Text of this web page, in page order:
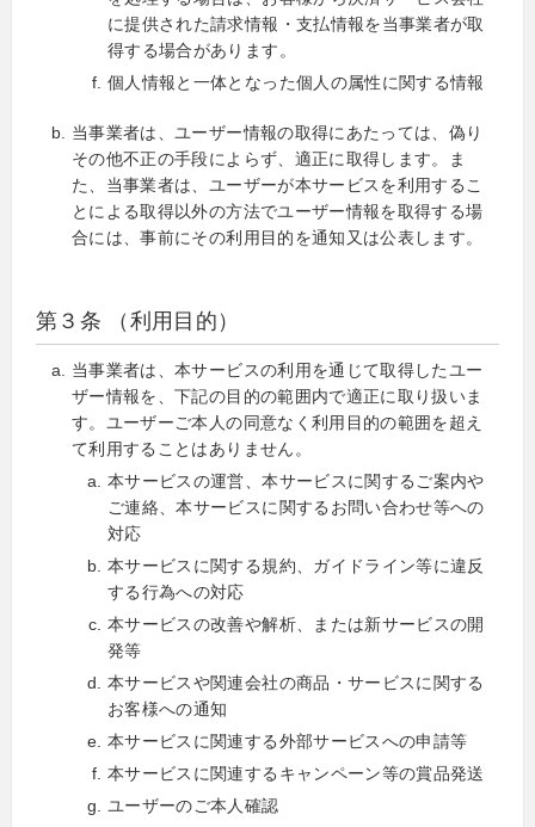
に提供された請求情報・支払情報を当事業者が取
得する場合があります。
個人情報と一体となった個人の属性に関する情報
当事業者は、ユーザー情報の取得にあたっては、偽り
その他不正の手段によらず、適正に取得します。ま
た、当事業者は、ユーザーが本サービスを利用するこ
とによる取得以外の方法でユーザー情報を取得する場
合には、事前にその利用目的を通知又は公表します。
第３条 （利用目的）
当事業者は、本サービスの利用を通じて取得したユー
ザー情報を、下記の目的の範囲内で適正に取り扱いま
す。ユーザーご本人の同意なく利用目的の範囲を超え
て利用することはありません。
本サービスの運営、本サービスに関するご案内や
ご連絡、本サービスに関するお問い合わせ等への
対応
本サービスに関する規約、ガイドライン等に違反
する行為への対応
本サービスの改善や解析、または新サービスの開
発等
本サービスや関連会社の商品・サービスに関する
お客様への通知
本サービスに関連する外部サービスへの申請等
本サービスに関連するキャンペーン等の賞品発送
ユーザーのご本人確認